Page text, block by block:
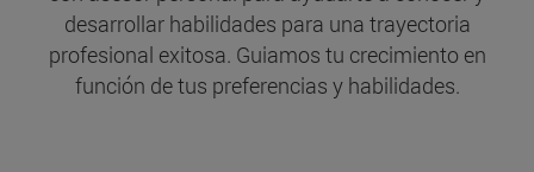
desarrollar habilidades para una trayectoria
profesional exitosa. Guiamos tu crecimiento en
función de tus preferencias y habilidades.